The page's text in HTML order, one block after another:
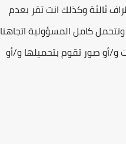
ثالثة وكذلك انت تقر بعدم
كامل المسؤولية اتجاهنا
و/أو صور تقوم بتحميلها و/أو